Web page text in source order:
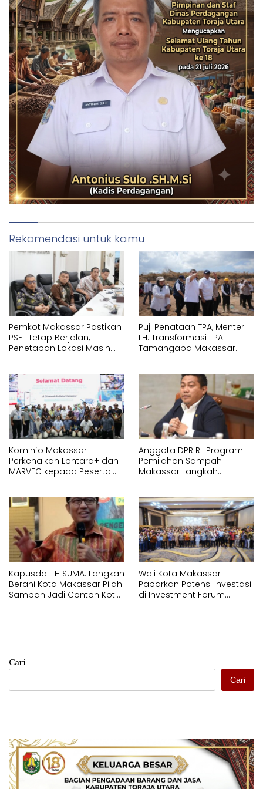
Rekomendasi untuk kamu
Pemkot Makassar Pastikan
PSEL Tetap Berjalan,
Penetapan Lokasi Masih
Puji Penataan TPA, Menteri
LH: Transformasi TPA
Tamangapa Makassar
Kominfo Makassar
Perkenalkan Lontara+ dan
MARVEC kepada Peserta
Anggota DPR RI: Program
Pemilahan Sampah
Makassar Langkah
Kapusdal LH SUMA: Langkah
Berani Kota Makassar Pilah
Sampah Jadi Contoh Kota
Wali Kota Makassar
Paparkan Potensi Investasi
di Investment Forum
Cari
Cari